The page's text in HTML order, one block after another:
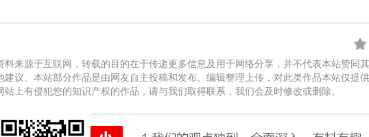
料来源于互联网，转载的目的在于传递更多信息及用于网络分享，并不代表本站赞同
议。本站部分作品是由网友自主投稿和发布、编辑整理上传，对此类作品本站仅提供
上有侵犯您的知识产权的作品，请与我们取得联系，我们会及时修改或删除。